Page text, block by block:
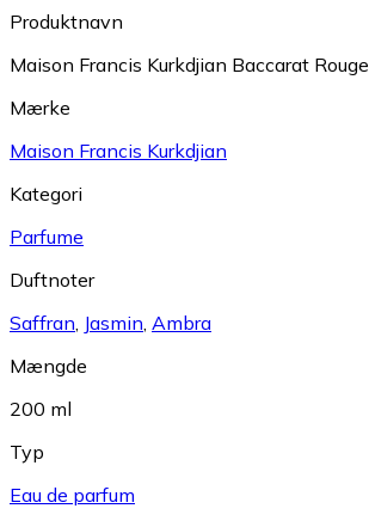
Produktnavn
Maison Francis Kurkdjian Baccarat
Mærke
Maison Francis Kurkdjian
Kategori
Parfume
Duftnoter
Saffran Jasmin Ambra
Mængde
200 ml
Typ
Eau de parfum